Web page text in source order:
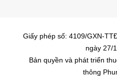
Giấy phép số: 4109/GXN-
ngày 27/
Bản quyền và phát triển
thông